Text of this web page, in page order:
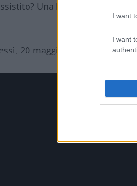
I want
I want
Una bibbia e un prete.
20 maggio 2026